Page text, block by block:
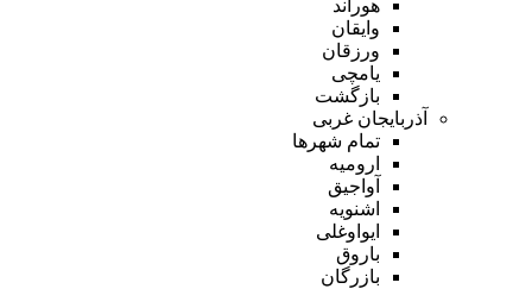
هوراند
وایقان
ورزقان
یامچی
بازگشت
آذربایجان غربی
تمام شهر‌ها
ارومیه
آواجیق
اشنویه
ایواوغلی
باروق
بازرگان